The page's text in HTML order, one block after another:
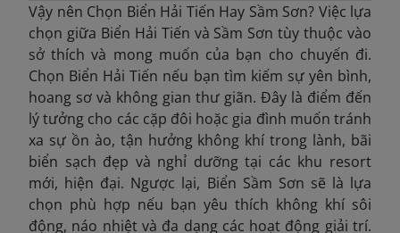
Vậy nên Chọn Biển Hải Tiến Hay Sầm Sơn? Việc lựa
chọn giữa Biển Hải Tiến và Sầm Sơn tùy thuộc vào
sở thích và mong muốn của bạn cho chuyến đi.
Chọn Biển Hải Tiến nếu bạn tìm kiếm sự yên bình,
hoang sơ và không gian thư giãn. Đây là điểm đến
lý tưởng cho các cặp đôi hoặc gia đình muốn tránh
xa sự ồn ào, tận hưởng không khí trong lành, bãi
biển sạch đẹp và nghỉ dưỡng tại các khu resort
mới, hiện đại. Ngược lại, Biển Sầm Sơn sẽ là lựa
chọn phù hợp nếu bạn yêu thích không khí sôi
động, náo nhiệt và đa dạng các hoạt động giải trí.